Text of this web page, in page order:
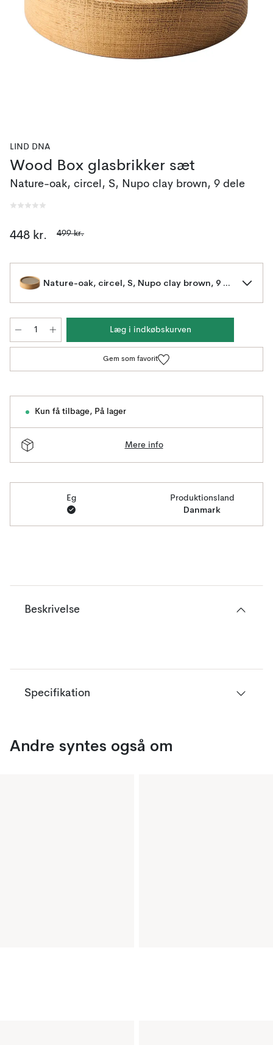
LIND DNA
Wood Box glasbrikker sæt
Nature-oak, circel, S, Nupo clay brown, 9 dele
448 kr. 499 kr.
Nature-oak, circel, S, Nupo clay brown, 9 dele
Læg i indkøbskurven
Gem som favorit
Kun få tilbage, På lager
Mere info
Eg Produktionsland
Danmark
Beskrivelse
Specifikation
Andre syntes også om